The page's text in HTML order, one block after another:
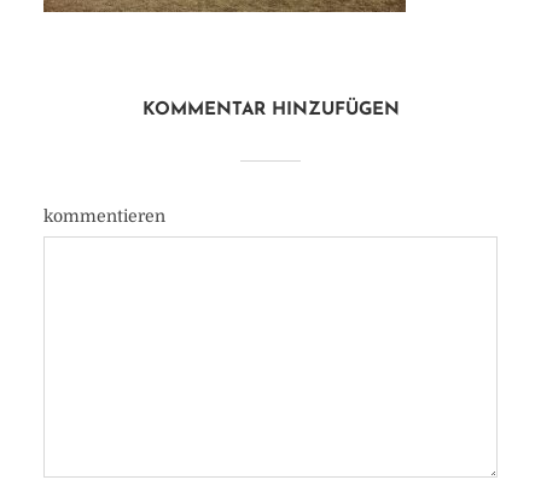
KOMMENTAR HINZUFÜGEN
kommentieren